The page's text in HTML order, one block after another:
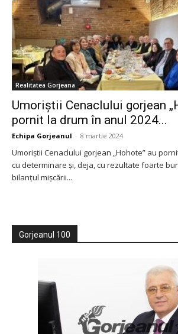
Realitatea Gorjeana
Umoriștii Cenaclului gorjean
pornit la drum în anul 2024...
Echipa Gorjeanul - 8 martie 2024
Umoriștii Cenaclului gorjean „Hohote” au
cu determinare și, deja, cu rezultate foarte
bilanțul mișcării...
Gorjeanul 100